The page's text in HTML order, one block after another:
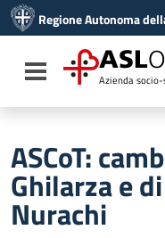
Vai al menu di
Vai al footer
Regione Autonoma
Toggle navigation
ASL
Azienda
ASCoT:
Ghilarza e
Nurachi